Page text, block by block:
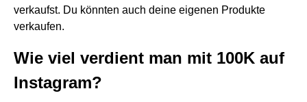
verkaufst. Du könnten auch deine eigenen Produkte
verkaufen.
Wie viel verdient man mit 100K auf
Instagram?